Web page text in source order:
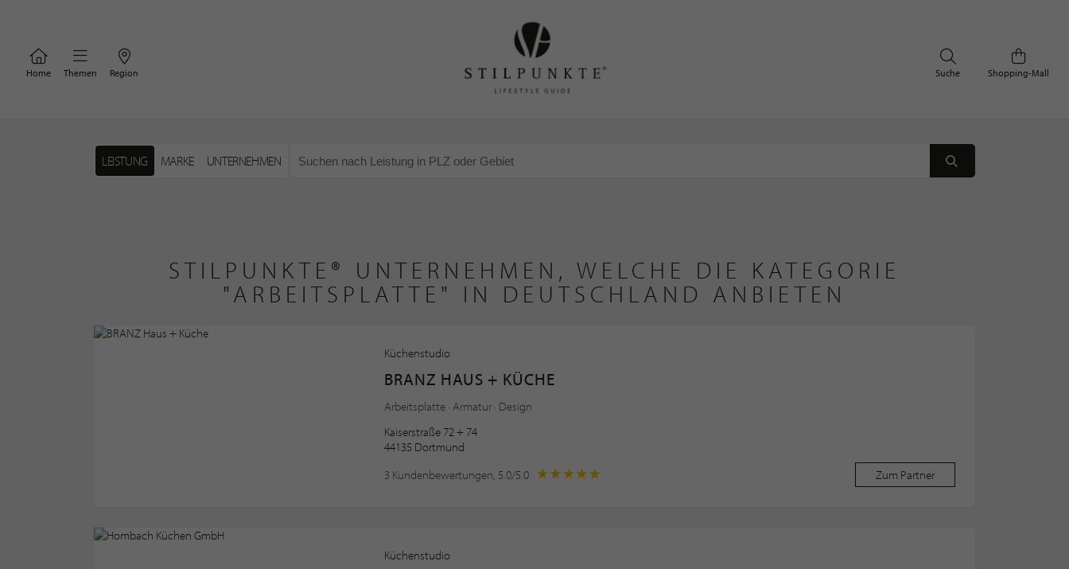
Home Themen Region Shopping-Mall
Suche
LEISTUNG MARKE UNTERNEHMEN
STILPUNKTE® UNTERNEHMEN, WELCHE DIE KATEGORIE
"ARBEITSPLATTE" IN DEUTSCHLAND ANBIETEN
Küchenstudio
BRANZ HAUS + KÜCHE
Arbeitsplatte · Armatur · Design
Kaiserstraße 72 + 74
44135 Dortmund
3 Kundenbewertungen, 5.0/5.0
Zum Partner
Küchenstudio